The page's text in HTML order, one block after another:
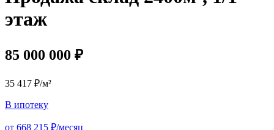
этаж
85 000 000 ₽
35 417 ₽/м²
В ипотеку
от 668 215 ₽/месяц